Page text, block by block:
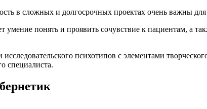
в сложных и долгосрочных проектах очень важны
понять и проявить сочувствие к пациентам, а
психотипов с элементами
специалиста.